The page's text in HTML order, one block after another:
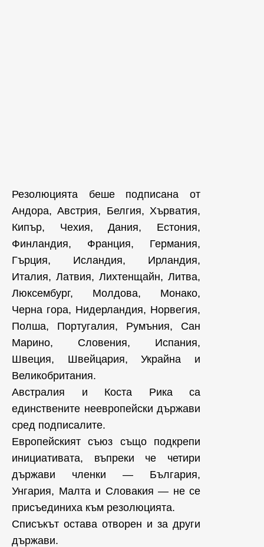
Резолюцията беше подписана от
Андора, Австрия, Белгия, Хърватия,
Кипър, Чехия, Дания, Естония,
Финландия, Франция, Германия,
Гърция, Исландия, Ирландия,
Италия, Латвия, Лихтенщайн, Литва,
Люксембург, Молдова, Монако,
Черна гора, Нидерландия, Норвегия,
Полша, Португалия, Румъния, Сан
Марино, Словения, Испания,
Швеция, Швейцария, Украйна и
Великобритания.
Австралия и Коста Рика са
единствените неевропейски държави
сред подписалите.
Европейският съюз също подкрепи
инициативата, въпреки че четири
държави членки — България,
Унгария, Малта и Словакия — не се
присъединиха към резолюцията.
Списъкът остава отворен и за други
държави.